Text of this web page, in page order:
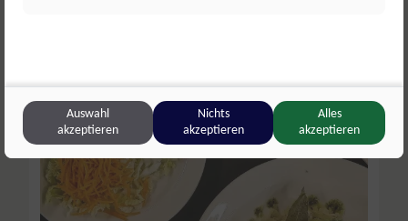
Auswahl
akzeptieren
Nichts
akzeptieren
Alles
akzeptieren